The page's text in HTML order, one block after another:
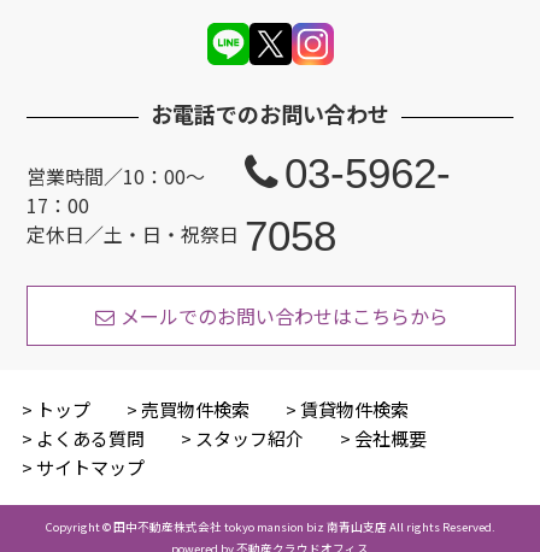
お電話でのお問い合わせ
営業時間／10：00〜
17：00
定休日／土・日・祝祭日
03-5962-
7058
メールでのお問い合わせはこちらから
トップ 売買物件検索
賃貸物件検索
よくある質問
スタッフ紹介
会社概要
サイトマップ
Copyright © 田中不動産株式会社 tokyo mansion biz 南青山支店 All rights Reserved.
powered by 不動産クラウドオフィス